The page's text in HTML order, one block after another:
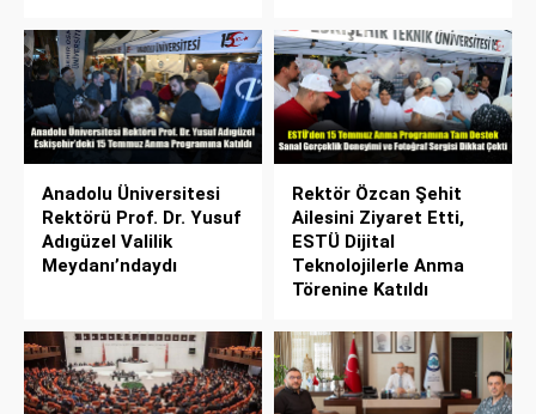
Anadolu Üniversitesi
Rektörü Prof. Dr. Yusuf
Adıgüzel Valilik
Meydanı’ndaydı
Rektör Özcan Şehit
Ailesini Ziyaret Etti,
ESTÜ Dijital
Teknolojilerle Anma
Törenine Katıldı